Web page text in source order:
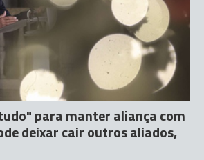
para manter aliança com
deixar cair outros aliados,